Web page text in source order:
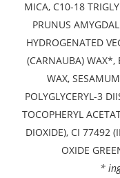
MICA, C10-18
PRUNUS
HYDROGENATED
(CARNAUBA) WAX*,
WAX,
POLYGLYCERYL-3
TOCOPHERYL
DIOXIDE), CI 77492
OXIDE
*